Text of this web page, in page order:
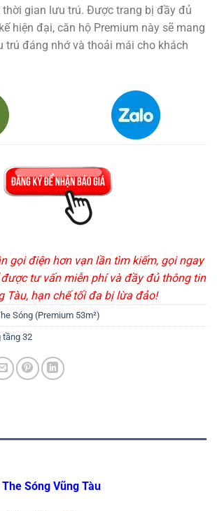
gian lưu trú. Được trang bị đầy đủ
hiện đại, căn hộ Premium này sẽ mang
trú đáng nhớ và thoải mái cho khách
gọi điện hơn vạn lần tìm kiếm, gọi ngay
tư vấn miễn phí và đầy đủ thông tin
Tàu, hạn chế tối đa bị lừa đảo!
Sóng (Premium 53m²)
tầng 32
Sóng Vũng Tàu